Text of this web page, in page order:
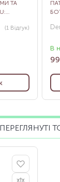
ТА
(1 Відгук)
В
ПЕРЕГЛЯНУТІ